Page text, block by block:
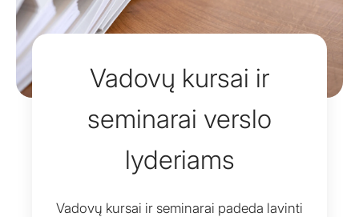
Vadovų kursai ir
seminarai verslo
lyderiams
Vadovų kursai ir seminarai padeda lavinti